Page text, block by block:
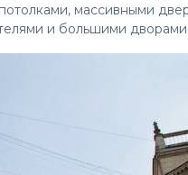
массивными
и большими дворами.